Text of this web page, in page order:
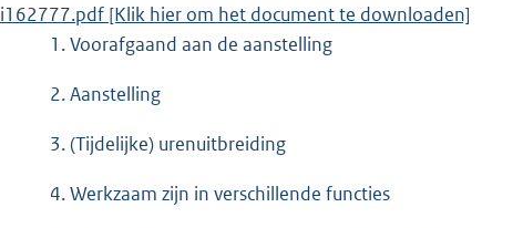
i162777.pdf [Klik hier om het document te downloaden]
1. Voorafgaand aan de aanstelling
2. Aanstelling
3. (Tijdelijke) urenuitbreiding
4. Werkzaam zijn in verschillende functies